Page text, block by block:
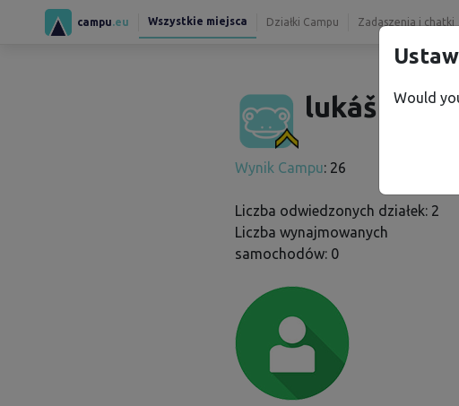
campu .eu Wszystkie miejsca Działki Campu Zadaszenia i chatki
lukáš o.
Wynik Campu: 26
Liczba odwiedzonych działek: 2
Liczba wynajmowanych
samochodów: 0
Would